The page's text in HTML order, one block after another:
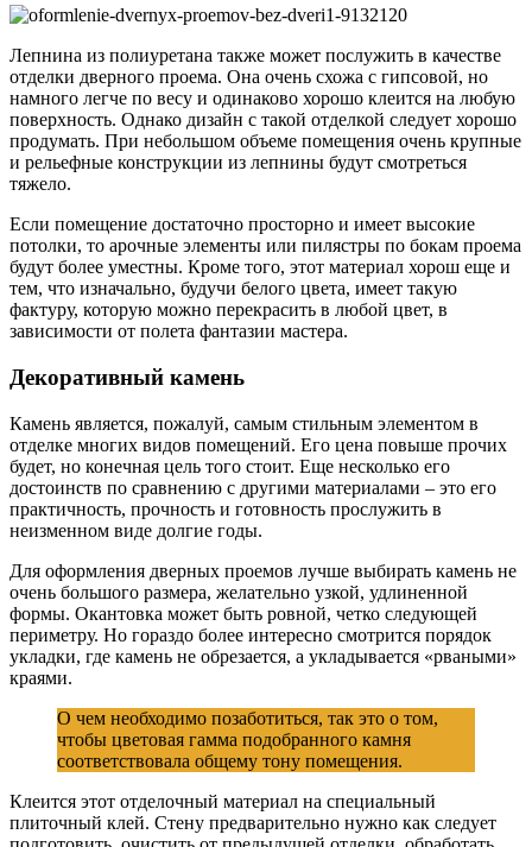
Лепнина из полиуретана также может послужить в качестве
отделки дверного проема. Она очень схожа с гипсовой, но
намного легче по весу и одинаково хорошо клеится на любую
поверхность. Однако дизайн с такой отделкой следует хорошо
продумать. При небольшом объеме помещения очень крупные
и рельефные конструкции из лепнины будут смотреться
тяжело.
Если помещение достаточно просторно и имеет высокие
потолки, то арочные элементы или пилястры по бокам проема
будут более уместны. Кроме того, этот материал хорош еще и
тем, что изначально, будучи белого цвета, имеет такую
фактуру, которую можно перекрасить в любой цвет, в
зависимости от полета фантазии мастера.
Декоративный камень
Камень является, пожалуй, самым стильным элементом в
отделке многих видов помещений. Его цена повыше прочих
будет, но конечная цель того стоит. Еще несколько его
достоинств по сравнению с другими материалами – это его
практичность, прочность и готовность прослужить в
неизменном виде долгие годы.
Для оформления дверных проемов лучше выбирать камень не
очень большого размера, желательно узкой, удлиненной
формы. Окантовка может быть ровной, четко следующей
периметру. Но гораздо более интересно смотрится порядок
укладки, где камень не обрезается, а укладывается «рваными»
краями.
О чем необходимо позаботиться, так это о том,
чтобы цветовая гамма подобранного камня
соответствовала общему тону помещения.
Клеится этот отделочный материал на специальный
плиточный клей. Стену предварительно нужно как следует